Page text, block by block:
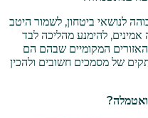
לנושאי ביטחון, לשמור היטב
להימנע מהליכה לבד
המקומיים שבהם הם
של מסמכים חשובים ולהכין